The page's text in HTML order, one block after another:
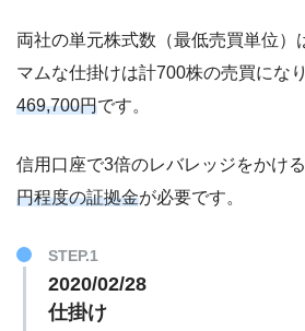
両社の単元株式数（最低売買単位）
マムな仕掛けは計700株の売買になり
469,700円です。
信用口座で3倍のレバレッジをかける
円程度の証拠金が必要です。
STEP.1
2020/02/28
仕掛け